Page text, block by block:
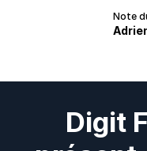
Note
Digit